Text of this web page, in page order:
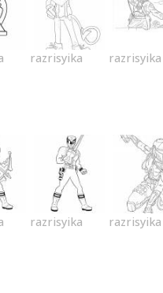
razrisyika razrisyika
razrisyika razrisyika